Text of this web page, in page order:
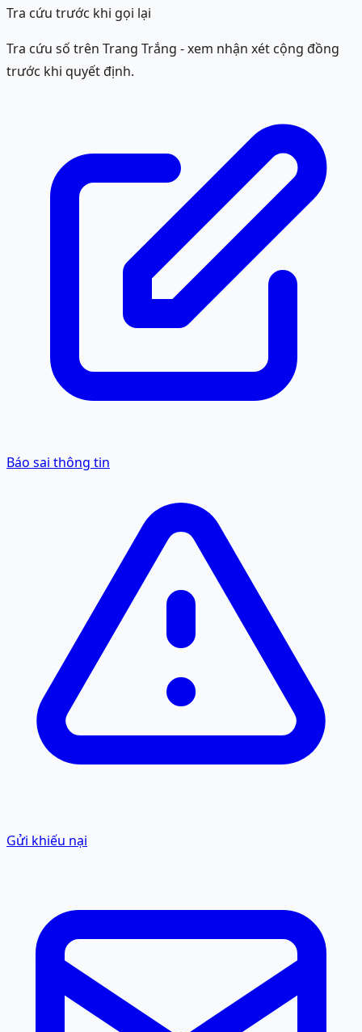
Tra cứu trước khi gọi lại
Tra cứu số trên Trang Trắng - xem nhận xét cộng đồng
trước khi quyết định.
Báo sai thông tin
Gửi khiếu nại